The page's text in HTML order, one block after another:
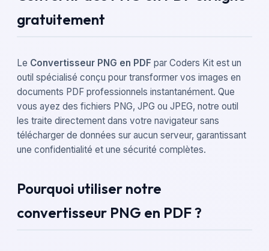
gratuitement
Le Convertisseur PNG en PDF par Coders Kit est un
outil spécialisé conçu pour transformer vos images en
documents PDF professionnels instantanément. Que
vous ayez des fichiers PNG, JPG ou JPEG, notre outil
les traite directement dans votre navigateur sans
télécharger de données sur aucun serveur, garantissant
une confidentialité et une sécurité complètes.
Pourquoi utiliser notre
convertisseur PNG en PDF ?